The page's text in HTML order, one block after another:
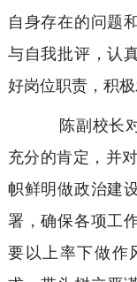
自身存在的问题
与自我批评，认
好岗位职责，积
陈副校长
充分的肯定，并
帜鲜明做政治建
署，确保各项工
要以上率下做作